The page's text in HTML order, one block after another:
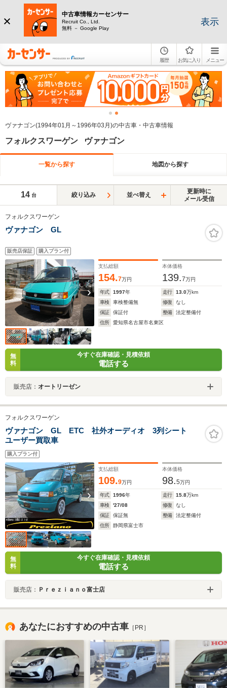
中古車情報カーセンサー
Recruit Co., Ltd.
無料 － Google Play
表示
履歴 お気に入り メニュー
ヴァナゴン(1994年01月～1996年03月)の中古車・中古車情報
フォルクスワーゲン ヴァナゴン
一覧から探す 地図から探す
14 台 絞り込み 並べ替え
更新時に
メール受信
フォルクスワーゲン
ヴァナゴン GL
販売店保証 購入プラン付
支払総額
154.7万円
本体価格
139.7万円
年式 1997年 走行 13.0万km
車検
車検整備無 修復
なし
保証
保証付 整備
法定整備付
住所
愛知県名古屋市名東区
無
料
今すぐ在庫確認・見積依頼
電話する
販売店： オートリーゼン
フォルクスワーゲン
ヴァナゴン GL ETC 社外オーディオ 3列シート
ユーザー買取車
購入プラン付
支払総額
109.9万円
本体価格
98.5万円
年式 1996年 走行 15.8万km
車検
'27/08 修復
なし
保証
保証無 整備
法定整備付
住所
静岡県富士市
無
料
今すぐ在庫確認・見積依頼
電話する
販売店： Ｐｒｅｚｉａｎｏ富士店
あなたにおすすめの中古車 ［PR］